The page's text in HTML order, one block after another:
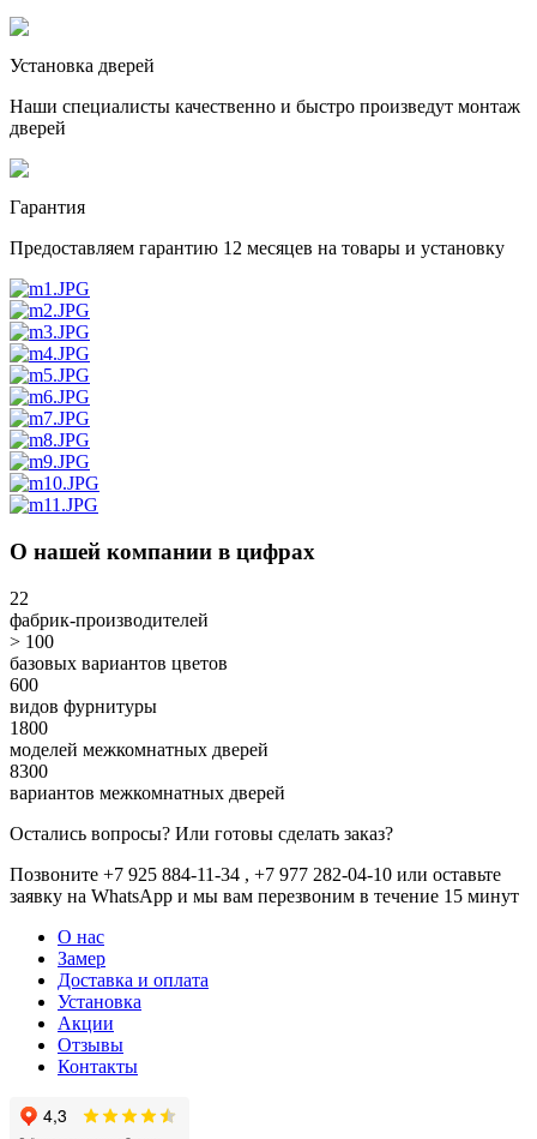
Установка дверей
Наши специалисты качественно и быстро произведут монтаж
дверей
Гарантия
Предоставляем гарантию 12 месяцев на товары и установку
О нашей компании в цифрах
22
фабрик-производителей
> 100
базовых вариантов цветов
600
видов фурнитуры
1800
моделей межкомнатных дверей
8300
вариантов межкомнатных дверей
Остались вопросы? Или готовы сделать заказ?
Позвоните +7 925 884-11-34 , +7 977 282-04-10 или оставьте
заявку на WhatsApp и мы вам перезвоним в течение 15 минут
О нас
Замер
Доставка и оплата
Установка
Акции
Отзывы
Контакты